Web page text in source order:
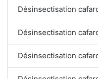
Désinsectisation
Désinsectisation
Désinsectisation